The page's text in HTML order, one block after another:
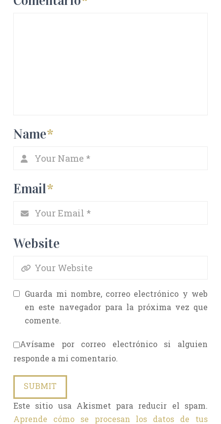
Name*
Email*
Website
Guarda mi nombre, correo electrónico y web
en este navegador para la próxima vez que
comente.
Avísame por correo electrónico si alguien
responde a mi comentario.
Este sitio usa Akismet para reducir el spam.
Aprende cómo se procesan los datos de tus